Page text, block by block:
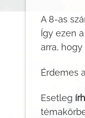
A 8-as
Így ezen
arra, hogy
Érdemes
Esetleg